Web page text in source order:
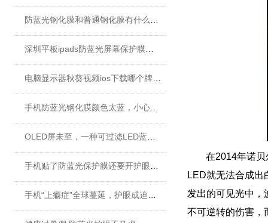
深圳平板ipads防蓝光屏幕保护膜定制厂家
手机防蓝光钢化膜颜色太蓝，小心买了假货！
OLED屏未至，一种可过滤LED蓝光的秋葵视频ios下载材料发挥重要...
在2014年诺贝
LED就无法合成出
发出的可见光中
不可逆转的伤害